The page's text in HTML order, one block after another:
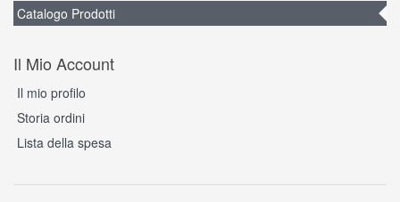
Catalogo Prodotti
Il Mio Account
Il mio profilo
Storia ordini
Lista della spesa